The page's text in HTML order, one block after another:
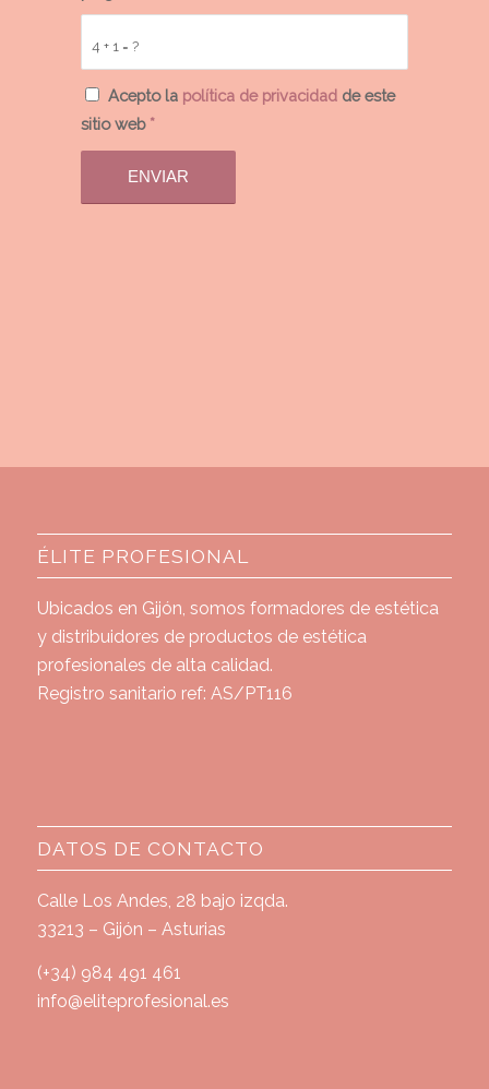
4 + 1 = ?
Acepto la política de privacidadde este
sitio web *
ÉLITE PROFESIONAL
Ubicados en Gijón, somos formadores de estética
y distribuidores de productos de estética
profesionales de alta calidad.
Registro sanitario ref: AS/PT116
DATOS DE CONTACTO
Calle Los Andes, 28 bajo izqda.
33213 – Gijón – Asturias
(+34) 984 491 461
info@eliteprofesional.es